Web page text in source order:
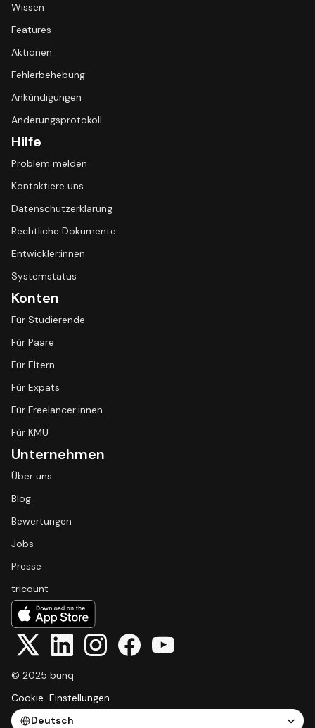
Wissen
Features
Aktionen
Fehlerbehebung
Ankündigungen
Änderungsprotokoll
Hilfe
Problem melden
Kontaktiere uns
Datenschutzerklärung
Rechtliche Dokumente
Entwickler:innen
Systemstatus
Konten
Für Studierende
Für Paare
Für Eltern
Für Expats
Für Freelancer:innen
Für KMU
Unternehmen
Über uns
Blog
Bewertungen
Jobs
Presse
tricount
© 2025 bunq
Cookie-Einstellungen
Select Language
Deutsch